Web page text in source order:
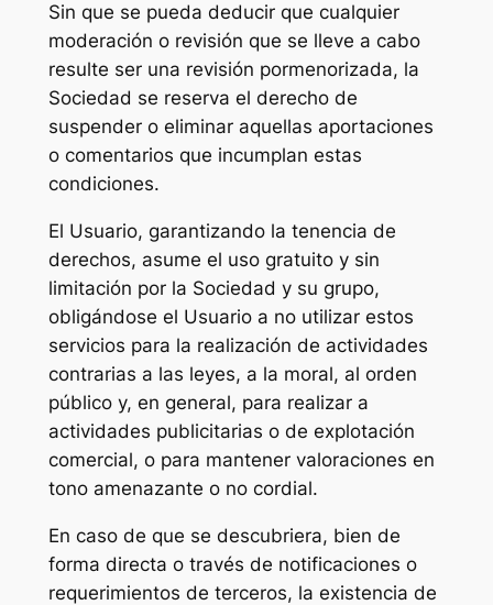
Sin que se pueda deducir que cualquier
moderación o revisión que se lleve a cabo
resulte ser una revisión pormenorizada, la
Sociedad se reserva el derecho de
suspender o eliminar aquellas aportaciones
o comentarios que incumplan estas
condiciones.
El Usuario, garantizando la tenencia de
derechos, asume el uso gratuito y sin
limitación por la Sociedad y su grupo,
obligándose el Usuario a no utilizar estos
servicios para la realización de actividades
contrarias a las leyes, a la moral, al orden
público y, en general, para realizar a
actividades publicitarias o de explotación
comercial, o para mantener valoraciones en
tono amenazante o no cordial.
En caso de que se descubriera, bien de
forma directa o través de notificaciones o
requerimientos de terceros, la existencia de